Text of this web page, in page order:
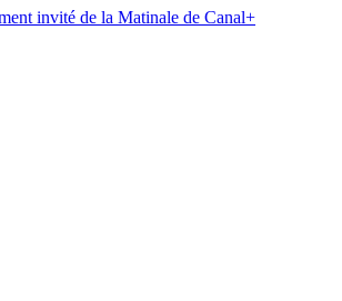
invité de la Matinale de Canal+